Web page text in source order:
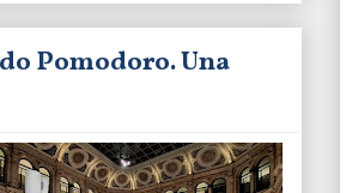
Pomodoro. Una